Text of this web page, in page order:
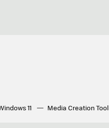
11 Media Creation Tool